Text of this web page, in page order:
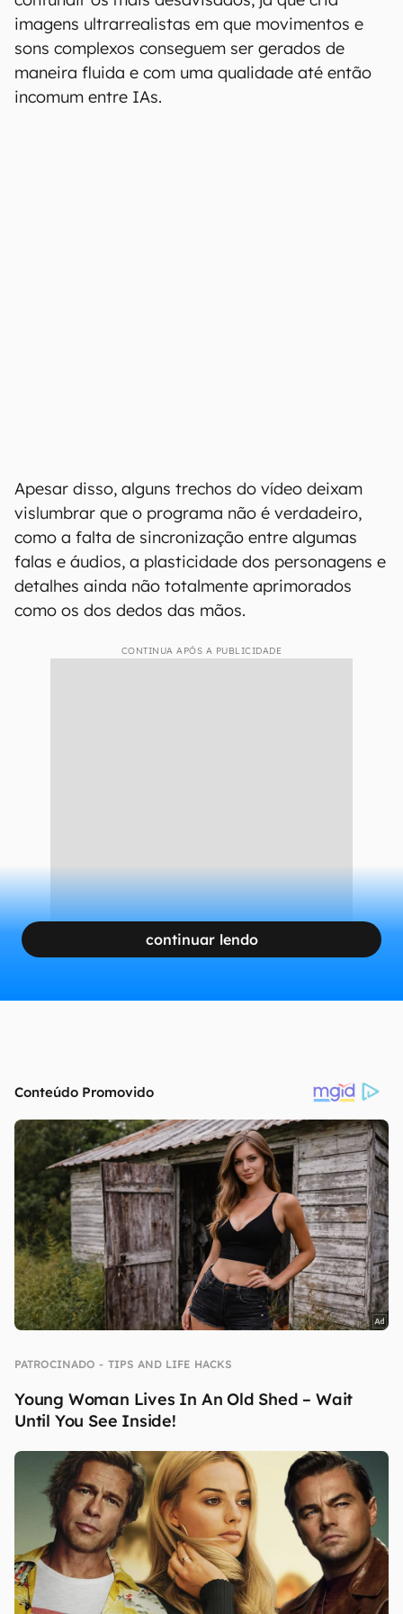
imagens ultrarrealistas em que movimentos e
sons complexos conseguem ser gerados de
maneira fluida e com uma qualidade até então
incomum entre IAs.
Apesar disso, alguns trechos do vídeo deixam
vislumbrar que o programa não é verdadeiro,
como a falta de sincronização entre algumas
falas e áudios, a plasticidade dos personagens e
detalhes ainda não totalmente aprimorados
como os dos dedos das mãos.
CONTINUA APÓS A PUBLICIDADE
continuar lendo